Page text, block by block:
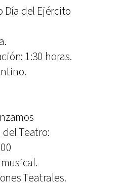
Día del Ejército
1:30 horas.
Teatro:
Teatrales.